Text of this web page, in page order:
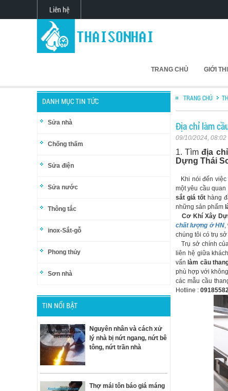
Liên hệ
TRANG CHỦ GIỚI
DANH MỤC TIN TỨC
Sửa nhà
Chống thấm
Sửa điện
Sửa nước
Thông tắc
inox-Sắt-gỗ
Phong thủy
Sơn nhà
TIN NỔI BẬT
Nguyên nhân và cách xử
lý nhà bị nứt ngang, nứt bê
tông, nứt trần nhà
Thợ mái tôn báo giá máng
TRANG CHỦ
Địa chỉ làm
09/10/2024, 08:02
1. Tìmđịa
Dựng Thái
Khi nói đến việc
một yêu cầu
sắt giá tốthàng
những sản phẩm
Cơ Khí Xây
chất lượng ở HN,
chúng tôi có trụ
Trụ sở chính
liên hệ giữa
vấn làm cầu
phù hợp với
các mẫu cầu
Hotline :